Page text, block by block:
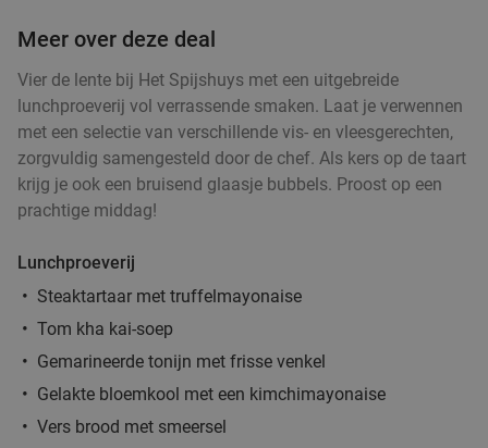
Meer over deze deal
Vier de lente bij Het Spijshuys met een uitgebreide
lunchproeverij vol verrassende smaken. Laat je verwennen
met een selectie van verschillende vis- en vleesgerechten,
zorgvuldig samengesteld door de chef. Als kers op de taart
krijg je ook een bruisend glaasje bubbels. Proost op een
prachtige middag!
Lunchproeverij
Steaktartaar met truffelmayonaise
Tom kha kai-soep
Gemarineerde tonijn met frisse venkel
Gelakte bloemkool met een kimchimayonaise
Vers brood met smeersel